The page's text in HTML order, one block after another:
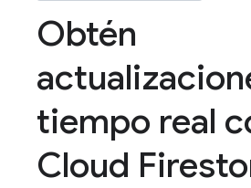
Obtén
tiempo real
Cloud